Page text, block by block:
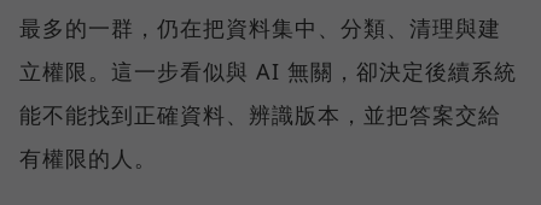
最多的一群，仍在把資料集中、分類、清理與建
立權限。這一步看似與 AI 無關，卻決定後續系統
能不能找到正確資料、辨識版本，並把答案交給
有權限的人。